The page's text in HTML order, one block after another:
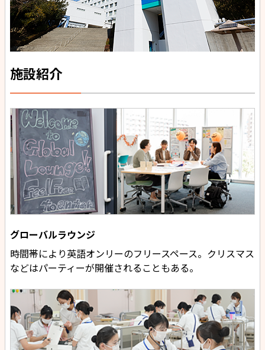
施設紹介
グローバルラウンジ
時間帯により英語オンリーのフリースペース。クリスマス
などはパーティーが開催されることもある。